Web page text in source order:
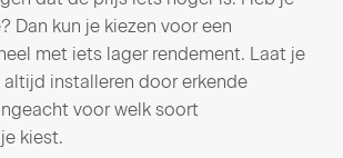
Dan kun je kiezen voor een
met iets lager rendement. Laat je
installeren door erkende
voor welk soort
kiest.